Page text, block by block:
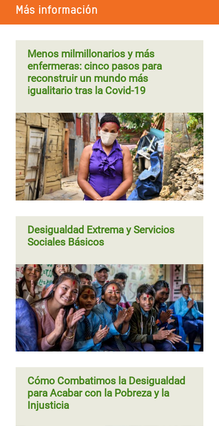
Más información
Menos milmillonarios y más
enfermeras: cinco pasos para
reconstruir un mundo más
igualitario tras la Covid-19
Desigualdad Extrema y Servicios
Sociales Básicos
Cómo Combatimos la Desigualdad
para Acabar con la Pobreza y la
Injusticia